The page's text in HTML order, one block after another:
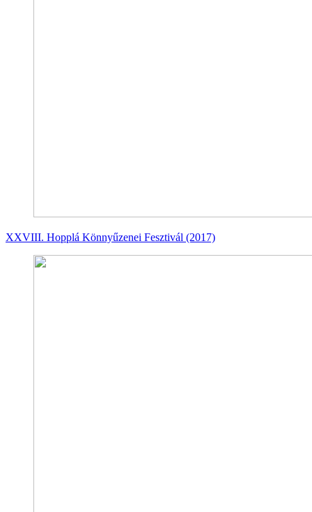
XXVIII. Hopplá Könnyűzenei Fesztivál (2017)